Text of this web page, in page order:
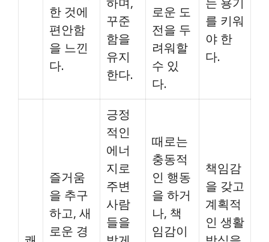
한 것에
편안함
을 느낀
다.
꾸준
함을
유지
한다.
로운 도
전을 두
려워할
수 있
다.
를 키워
야 한
다.
즐거움
을 추구
하고, 새
로운 경
긍정
적인
에너
지로
주변
사람
들을
때로는
충동적
인 행동
을 하거
나, 책
임감이
책임감
을 갖고
계획적
인 생활